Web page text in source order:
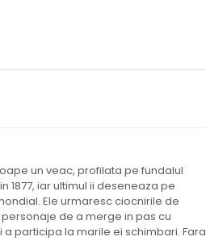
un veac, profilata pe fundalul
1877, iar ultimul ii deseneaza pe
Ele urmaresc ciocnirile de
de a merge in pas cu
participa la marile ei schimbari. Fara